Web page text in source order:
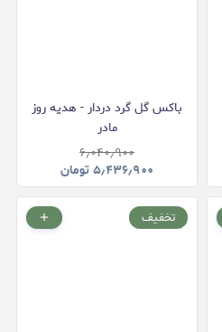
باکس گل گرد دردار - هدیه روز
مادر
۶٫۰۴۰٫۹۰۰
۵٫۴۳۶٫۹۰۰تومان
تخفیف